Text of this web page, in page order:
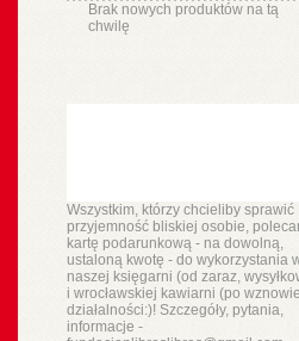
Brak nowych produktów na tą
chwilę
Wszystkim, którzy chcieliby sprawić
przyjemność bliskiej osobie,
kartę podarunkową - na dowolną,
ustaloną kwotę - do wykorzystania
naszej księgarni (od zaraz,
i wrocławskiej kawiarni (po
działalności:)! Szczegóły, pytania,
informacje -